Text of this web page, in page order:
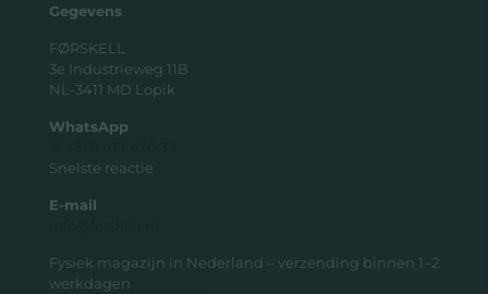
Gegevens
FØRSKELL
3e Industrieweg 11B
NL-3411 MD Lopik
WhatsApp
Snelste reactie
E-mail
Fysiek magazijn in Nederland – verzending binnen 1–2
werkdagen